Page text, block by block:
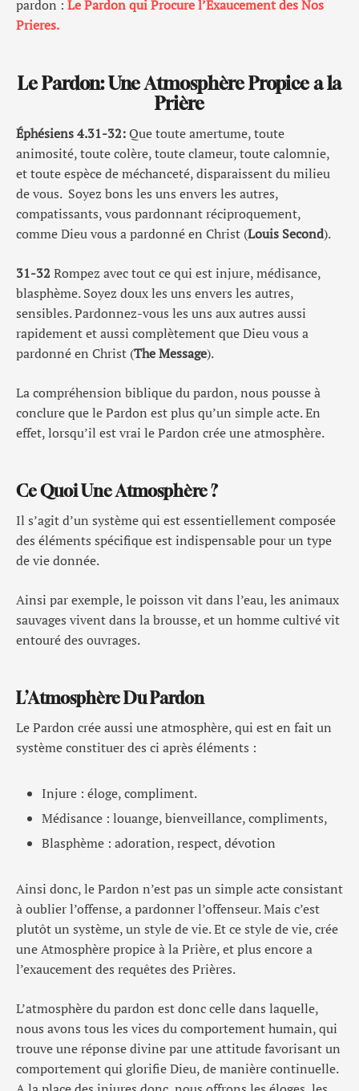
pardon : Le Pardon qui Procure l’Exaucement des Nos
Prieres.
Le Pardon: Une Atmosphère Propice a la
Prière
Éphésiens 4.31-32:Que toute amertume, toute
animosité, toute colère, toute clameur, toute calomnie,
et toute espèce de méchanceté, disparaissent du milieu
de vous. Soyez bons les uns envers les autres,
compatissants, vous pardonnant réciproquement,
comme Dieu vous a pardonné en Christ (Louis Second).
31-32 Rompez avec tout ce qui est injure, médisance,
blasphème. Soyez doux les uns envers les autres,
sensibles. Pardonnez-vous les uns aux autres aussi
rapidement et aussi complètement que Dieu vous a
pardonné en Christ (The Message).
La compréhension biblique du pardon, nous pousse à
conclure que le Pardon est plus qu’un simple acte. En
effet, lorsqu’il est vrai le Pardon crée une atmosphère.
Ce Quoi Une Atmosphère ?
Il s’agit d’un système qui est essentiellement composée
des éléments spécifique est indispensable pour un type
de vie donnée.
Ainsi par exemple, le poisson vit dans l’eau, les animaux
sauvages vivent dans la brousse, et un homme cultivé vit
entouré des ouvrages.
L’Atmosphère Du Pardon
Le Pardon crée aussi une atmosphère, qui est en fait un
système constituer des ci après éléments :
Injure : éloge, compliment.
Médisance : louange, bienveillance, compliments,
Blasphème : adoration, respect, dévotion
Ainsi donc, le Pardon n’est pas un simple acte consistant
à oublier l’offense, a pardonner l’offenseur. Mais c’est
plutôt un système, un style de vie. Et ce style de vie, crée
une Atmosphère propice à la Prière, et plus encore a
l’exaucement des requêtes des Prières.
L’atmosphère du pardon est donc celle dans laquelle,
nous avons tous les vices du comportement humain, qui
trouve une réponse divine par une attitude favorisant un
comportement qui glorifie Dieu, de manière continuelle.